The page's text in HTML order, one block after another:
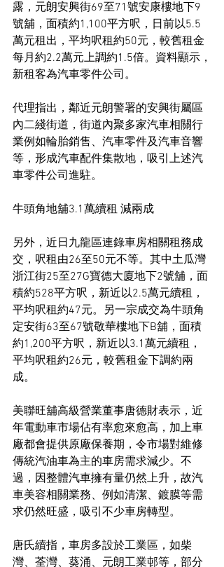
露，元朗安興街69至71號安康樓地下9
號舖，面積約1,100平方呎，日前以5.5
萬元租出，平均呎租約50元，較舊租金
每月約2.2萬元上調約1.5倍。資料顯示，
新租客為汽車零件公司。
代理指出，鄰近元朗警署的安興街屬區
內二綫街道，街道內聚多家汽車相關行
業例如輪胎銷售、汽車零件及汽車音響
等，形成汽車配件集散地，吸引上述汽
車零件公司進駐。
牛頭角地舖3.1萬續租 減兩成
另外，近日九龍區連錄車房相關租務成
交，呎租由26至50元不等。其中土瓜灣
浙江街25至27G寶德大廈地下2號舖，面
積約528平方呎，新近以2.5萬元續租，
平均呎租約47元。另一宗成交為牛頭角
定安街63至67號敬華樓地下B舖，面積
約1,200平方呎，新近以3.1萬元續租，
平均呎租約26元，較舊租金下調約兩
成。
美聯旺舖高級營業董事唐德財表示，近
年電動車市場佔有率愈來愈高，加上車
廠都會提供原廠保養期，令市場對維修
傳統汽油車為主的車房需求減少。不
過，因整體汽車擁有量仍然上升，故汽
車美容相關業務、例如清潔、鍍膜等需
求仍然旺盛，吸引不少車房轉型。
唐氏續指，車房多設於工業區，如柴
灣、荃灣、葵涌、元朗工業邨等，部分